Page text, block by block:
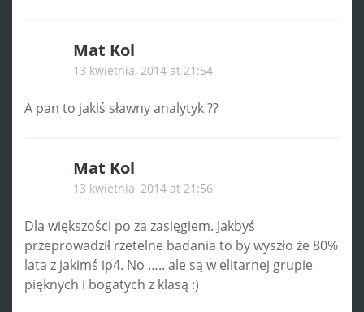
Mat Kol
13 kwietnia, 2014 at 21:54
A pan to jakiś sławny analytyk ??
Mat Kol
13 kwietnia, 2014 at 21:56
Dla większości po za zasięgiem. Jakbyś
przeprowadził rzetelne badania to by wyszło że 80%
lata z jakimś ip4. No ….. ale są w elitarnej grupie
pięknych i bogatych z klasą :)